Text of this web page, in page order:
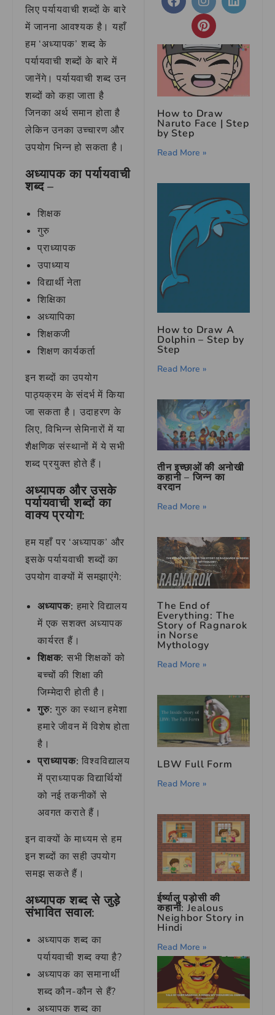
लिए पर्यायवाची शब्दों के बारे
में जानना आवश्यक है। यहाँ
हम ‘अध्यापक’ शब्द के
पर्यायवाची शब्दों के बारे में
जानेंगे। पर्यायवाची शब्द उन
शब्दों को कहा जाता है
जिनका अर्थ समान होता है
लेकिन उनका उच्चारण और
उपयोग भिन्न हो सकता है।
अध्यापक का पर्यायवाची
शब्द –
शिक्षक
गुरु
प्राध्यापक
उपाध्याय
विद्यार्थी नेता
शिक्षिका
अध्यापिका
शिक्षकजी
शिक्षण कार्यकर्ता
इन शब्दों का उपयोग
पाठ्यक्रम के संदर्भ में किया
जा सकता है। उदाहरण के
लिए, विभिन्न सेमिनारों में या
शैक्षणिक संस्थानों में ये सभी
शब्द प्रयुक्त होते हैं।
अध्यापक और उसके
पर्यायवाची शब्दों का
वाक्य प्रयोग:
हम यहाँ पर ‘अध्यापक’ और
इसके पर्यायवाची शब्दों का
उपयोग वाक्यों में समझाएंगे:
अध्यापक: हमारे विद्यालय
में एक सशक्त अध्यापक
कार्यरत हैं।
शिक्षक: सभी शिक्षकों को
बच्चों की शिक्षा की
जिम्मेदारी होती है।
गुरु: गुरु का स्थान हमेशा
हमारे जीवन में विशेष होता
है।
प्राध्यापक: विश्वविद्यालय
में प्राध्यापक विद्यार्थियों
को नई तकनीकों से
अवगत कराते हैं।
इन वाक्यों के माध्यम से हम
इन शब्दों का सही उपयोग
समझ सकते हैं।
अध्यापक शब्द से जुड़े
संभावित सवाल:
अध्यापक शब्द का
पर्यायवाची शब्द क्या है?
अध्यापक का समानार्थी
शब्द कौन-कौन से हैं?
अध्यापक शब्द का
How to Draw
Naruto Face | Step
by Step
Read More »
How to Draw A
Dolphin – Step by
Step
Read More »
तीन इच्छाओं की अनोखी
कहानी – जिन्न का
वरदान
Read More »
The End of
Everything: The
Story of Ragnarok
in Norse
Mythology
Read More »
LBW Full Form
Read More »
ईर्ष्यालु पड़ोसी की
कहानी: Jealous
Neighbor Story in
Hindi
Read More »